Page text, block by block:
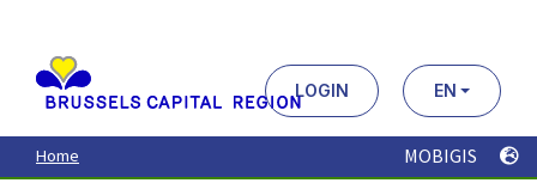
contenu
principal
LOGIN EN
Home MOBIGIS